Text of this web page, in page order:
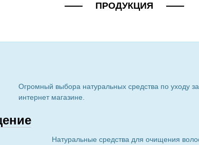
ПРОДУКЦИЯ
Огромный выбора натуральных средства по уходу
интернет магазине.
Натуральные средства для очищения